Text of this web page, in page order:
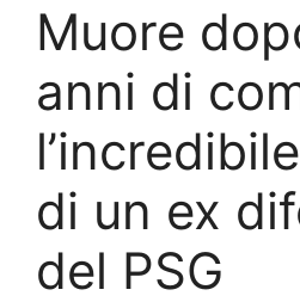
Muore
anni di
di un ex
del PSG